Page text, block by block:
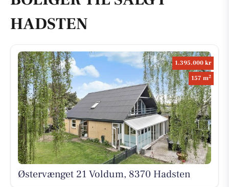
HADSTEN
1.395.000 kr
157 m2
Østervænget 21 Voldum, 8370 Hadsten